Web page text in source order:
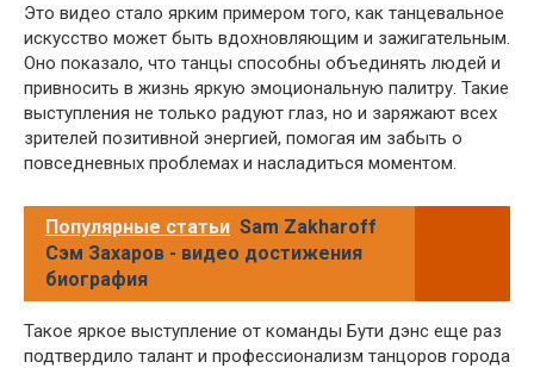
Это видео стало ярким примером того, как танцевальное
искусство может быть вдохновляющим и зажигательным.
Оно показало, что танцы способны объединять людей и
привносить в жизнь яркую эмоциональную палитру. Такие
выступления не только радуют глаз, но и заряжают всех
зрителей позитивной энергией, помогая им забыть о
повседневных проблемах и насладиться моментом.
Популярные статьи Sam Zakharoff
Сэм Захаров - видео достижения
биография
Такое яркое выступление от команды Бути дэнс еще раз
подтвердило талант и профессионализм танцоров города